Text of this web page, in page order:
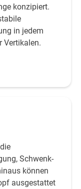
konzipiert.
in jedem
Vertikalen.
Schwenk-
können
ausgestattet